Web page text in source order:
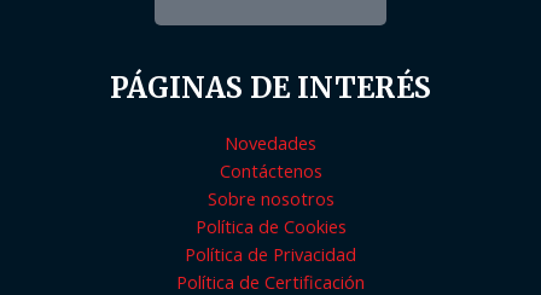
PÁGINAS DE INTERÉS
Novedades
Contáctenos
Sobre nosotros
Política de Cookies
Política de Privacidad
Política de Certificación